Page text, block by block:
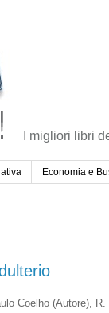
I migliori libri
Economia e
Coelho (Autore) ,